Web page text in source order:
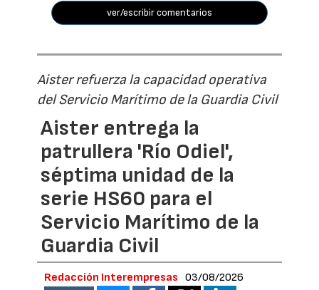
ver/escribir comentarios
Aister refuerza la capacidad operativa
del Servicio Marítimo de la Guardia Civil
Aister entrega la
patrullera 'Río Odiel',
séptima unidad de la
serie HS60 para el
Servicio Marítimo de la
Guardia Civil
Redacción Interempresas 03/08/2026